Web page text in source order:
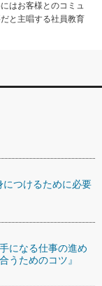
はお客様とのコミュ
と主唱する社員教育
つけるために必要
になる仕事の進め
うためのコツ』